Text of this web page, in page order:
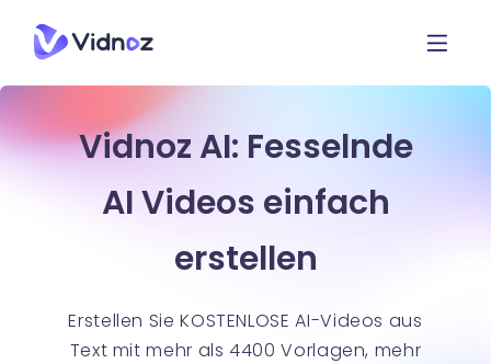
Vidnoz AI: Fesselnde
AI Videos einfach
erstellen
Erstellen Sie KOSTENLOSE AI-Videos aus
Text mit mehr als 4400 Vorlagen, mehr